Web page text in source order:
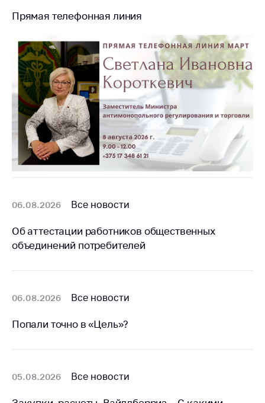
Международное
Применение мер
нетарифного
регулирования
Биржевая торговля
Выставочная
деятельность в
Республике
Беларусь
данных
Новости
граждан и юр. лиц
Прямaя телефоннaя
линия
Электронные
Прямая телефонная линия
06.08.2026 Все новости
Об аттестации работников общественных
объединений потребителей
06.08.2026 Все новости
Попали точно в «Цель»?
05.08.2026 Все новости